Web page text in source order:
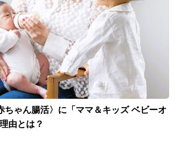
ちゃん腸活〉に「ママ＆キッズ ベビーオ
由とは？